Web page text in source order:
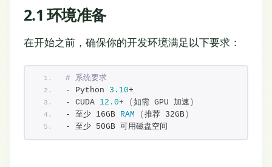
2.1 环境准备
在开始之前，确保你的开发环境满足以下要求：
# 系统要求
- Python 3.10+
- CUDA 12.0+ ( 如需 GPU 加速 )
- 至少 16GB RAM ( 推荐 32GB )
- 至少 50GB 可用磁盘空间